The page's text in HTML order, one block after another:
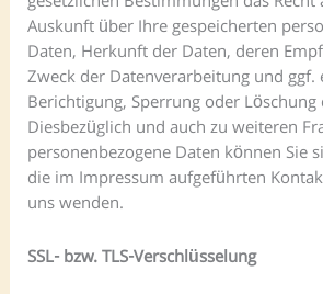
Auskunft über Ihre gespeicherten
Daten, Herkunft der Daten, deren
Zweck der Datenverarbeitung und ggf.
Berichtigung, Sperrung oder Löschung
Diesbezüglich und auch zu weiteren
personenbezogene Daten können Sie
die im Impressum aufgeführten
uns wenden.
SSL- bzw. TLS-Verschlüsselung